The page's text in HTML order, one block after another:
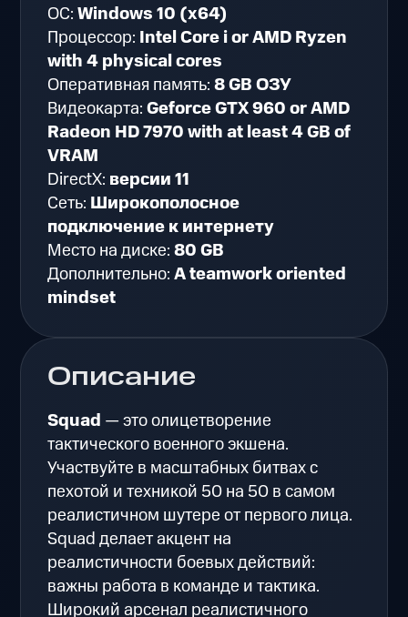
Описание
Squad — это олицетворение
тактического военного экшена.
Участвуйте в масштабных битвах с
пехотой и техникой 50 на 50 в самом
реалистичном шутере от первого лица.
Squad делает акцент на
реалистичности боевых действий:
важны работа в команде и тактика.
Широкий арсенал реалистичного
ОС:Windows 10 (x64)
Процессор: Intel Core i or AMD Ryzen
with 4 physical cores
Оперативная память:8 GB ОЗУ
Видеокарта:Geforce GTX 960 or AMD
Radeon HD 7970 with at least 4 GB of
VRAM
DirectX: версии 11
Сеть: Широкополосное
подключение к интернету
Место на диске:80 GB
Дополнительно:A teamwork oriented
mindset